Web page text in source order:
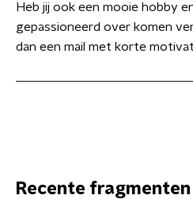
Heb jij ook een mooie hobby
gepassioneerd over komen
dan een mail met korte
Recente fragmenten